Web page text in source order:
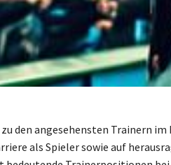
den angesehensten Trainern im
als Spieler sowie auf